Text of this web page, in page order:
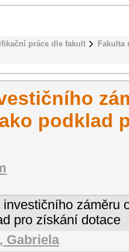
práce dle fakult
Fakulta
podklad
investičního záměru
pro získání dotace
Gabriela